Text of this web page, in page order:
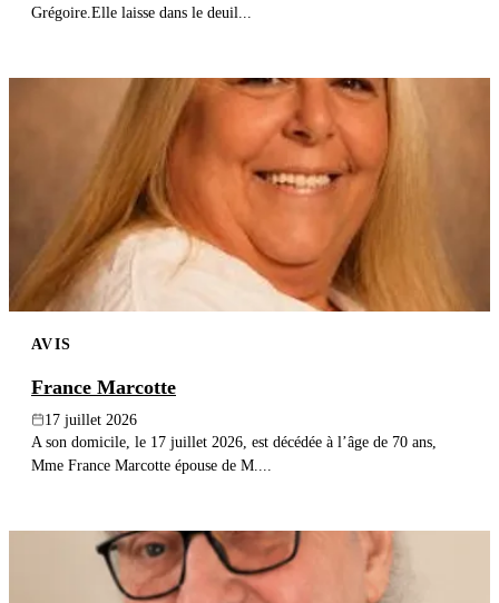
Grégoire.Elle laisse dans le deuil...
AVIS
France Marcotte
17 juillet 2026
A son domicile, le 17 juillet 2026, est décédée à l’âge de 70 ans,
Mme France Marcotte épouse de M....